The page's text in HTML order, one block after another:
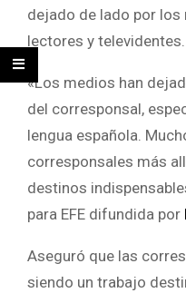
dejado de lado por
lectores y televidentes.
«Los medios han
del corresponsal,
lengua española.
corresponsales más
destinos
para EFE difundida por
Aseguró que las
siendo un trabajo